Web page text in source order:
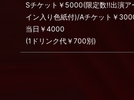
Sチケット￥5000(限定数!!出演ア
イン入り色紙付)/Aチケット￥
当日￥4000
(1ドリンク代￥700別)